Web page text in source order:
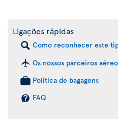
Ligações rápidas
Como reconhecer este
Os nossos parceiros
Política de bagagens
FAQ